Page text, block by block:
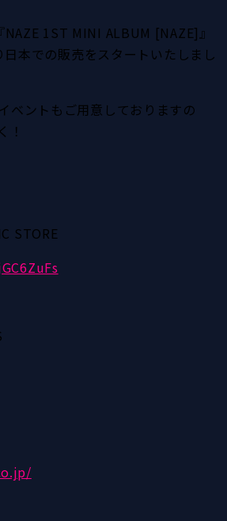
1ST MINI ALBUM [NAZE]』
本での販売をスタートいたしまし
ベントもご用意しておりますの
！
STORE